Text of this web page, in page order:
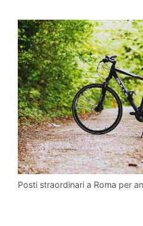
Posti straordinari a Roma per